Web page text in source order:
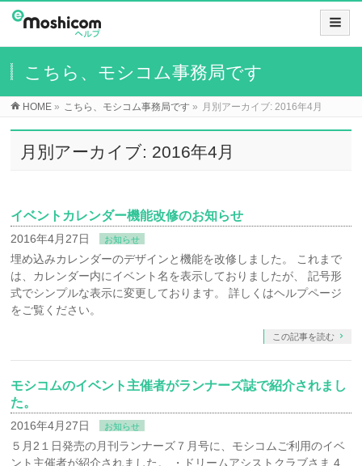
こちら、モシコム事務局です
HOME » こちら、モシコム事務局です » 月別アーカイブ: 2016年4月
月別アーカイブ: 2016年4月
イベントカレンダー機能改修のお知らせ
2016年4月27日 お知らせ
埋め込みカレンダーのデザインと機能を改修しました。 これまで
は、カレンダー内にイベント名を表示しておりましたが、 記号形
式でシンプルな表示に変更しております。 詳しくはヘルプページ
をご覧ください。
この記事を読む
モシコムのイベント主催者がランナーズ誌で紹介されまし
た。
2016年4月27日 お知らせ
５月2１日発売の月刊ランナーズ７月号に、モシコムご利用のイベ
ント主催者が紹介されました。 ・ドリームアシストクラブさま 4